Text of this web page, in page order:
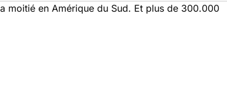
moitié en Amérique du Sud. Et plus de 300.000